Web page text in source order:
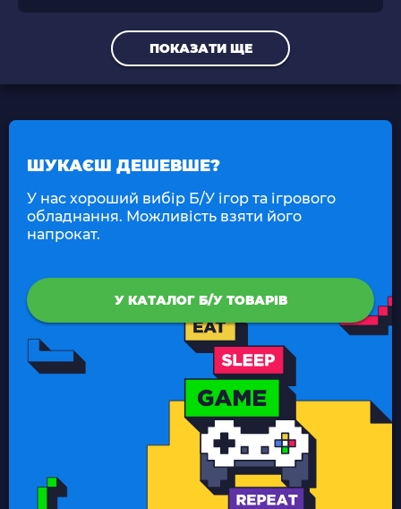
ПОКАЗАТИ ЩЕ
ШУКАЄШ ДЕШЕВШЕ?
У нас хороший вибір Б/У ігор та ігрового
обладнання. Можливість взяти його
напрокат.
У КАТАЛОГ Б/У ТОВАРІВ